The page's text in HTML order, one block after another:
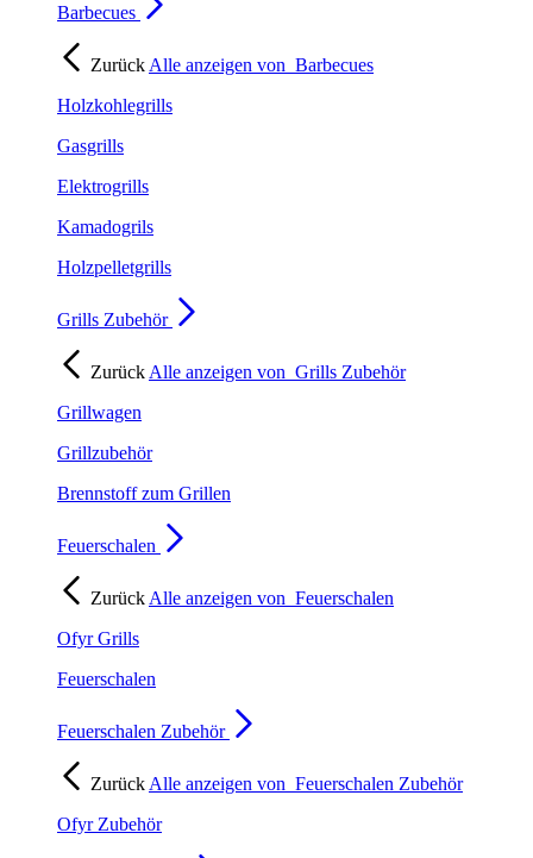
Barbecues
Zurück Alle anzeigen von Barbecues
Holzkohlegrills
Gasgrills
Elektrogrills
Kamadogrils
Holzpelletgrills
Grills Zubehör
Zurück Alle anzeigen von Grills Zubehör
Grillwagen
Grillzubehör
Brennstoff zum Grillen
Feuerschalen
Zurück Alle anzeigen von Feuerschalen
Ofyr Grills
Feuerschalen
Feuerschalen Zubehör
Zurück Alle anzeigen von Feuerschalen Zubehör
Ofyr Zubehör